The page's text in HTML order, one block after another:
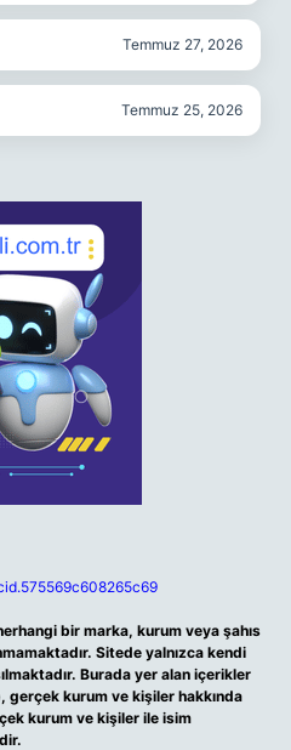
Temmuz 27, 2026
Temmuz 25, 2026
bir marka, kurum veya şahıs
Sitede yalnızca kendi
Burada yer alan içerikler
gerçek kurum ve kişiler hakkında
kurum ve kişiler ile isim